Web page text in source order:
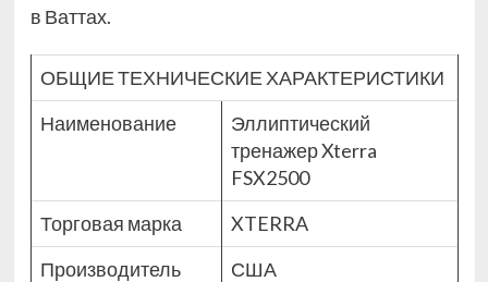
в Ваттах.
ОБЩИЕ ТЕХНИЧЕСКИЕ ХАРАКТЕРИСТИКИ
Наименование
Эллиптический
тренажер Xterra
FSX2500
Торговая марка
XTERRA
Производитель
США